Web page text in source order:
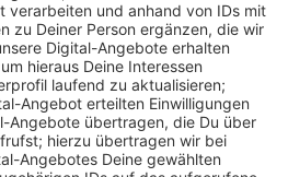
heißt es. Vielmehr gehe die
allgemeinen Duldung, die sich
der Nachbarschaft orientiert,